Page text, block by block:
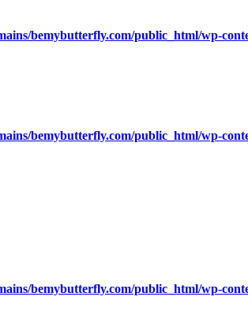
bemybutterfly.com/public_html/wp-
bemybutterfly.com/public_html/wp-
bemybutterfly.com/public_html/wp-